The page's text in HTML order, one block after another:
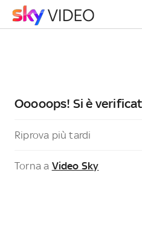
Ooooops! Si è
Riprova più tardi
Torna a Video Sky